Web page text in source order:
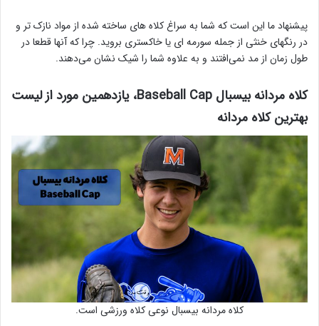
پیشنهاد ما این است که شما به سراغ کلاه های ساخته شده از مواد نازک تر و
در رنگهای خنثی از جمله سورمه ای یا خاکستری بروید. چرا که آنها قطعا در
طول زمان از مد نمی‌افتند و به علاوه شما را شیک نشان می‌دهند.
کلاه مردانه بیسبال Baseball Cap، یازدهمین مورد از لیست
بهترین کلاه مردانه
کلاه مردانه بیسبال نوعی کلاه ورزشی است.